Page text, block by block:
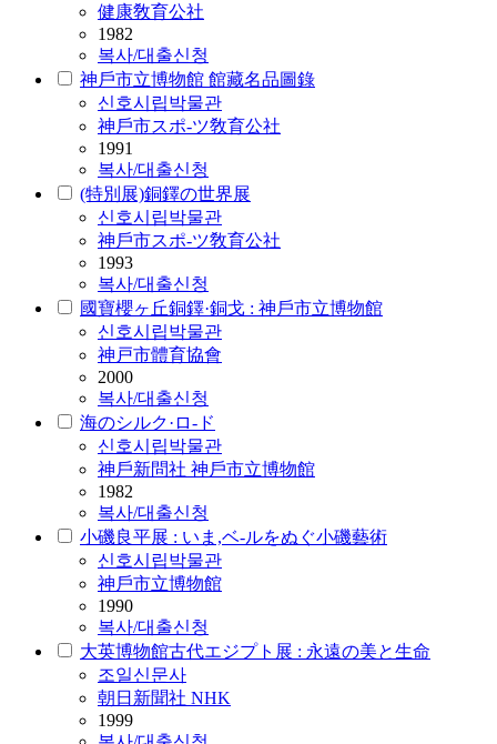
健康敎育公社
1982
복사/대출신청
神戶市立博物館 館藏名品圖錄
신호시립박물관
神戶市スポ-ツ敎育公社
1991
복사/대출신청
(特別展)銅鐸の世界展
신호시립박물관
神戶市スポ-ツ敎育公社
1993
복사/대출신청
國寶櫻ヶ丘銅鐸·銅戈 : 神戶市立博物館
신호시립박물관
神戸市體育協會
2000
복사/대출신청
海のシルク·ロ-ド
신호시립박물관
神戶新問社 神戶市立博物館
1982
복사/대출신청
小磯良平展 : いま,ベ-ルをぬぐ小磯藝術
신호시립박물관
神戶市立博物館
1990
복사/대출신청
大英博物館古代エジプト展 : 永遠の美と生命
조일신문사
朝日新聞社 NHK
1999